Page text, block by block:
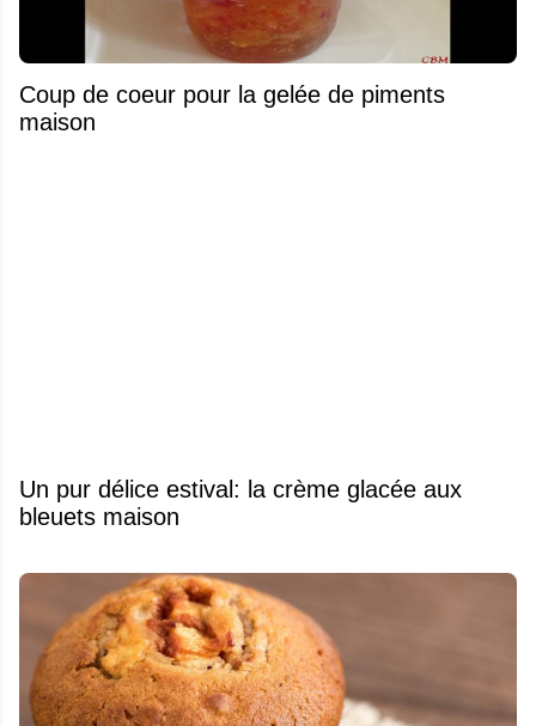
Coup de coeur pour la gelée de piments
maison
Un pur délice estival: la crème glacée aux
bleuets maison